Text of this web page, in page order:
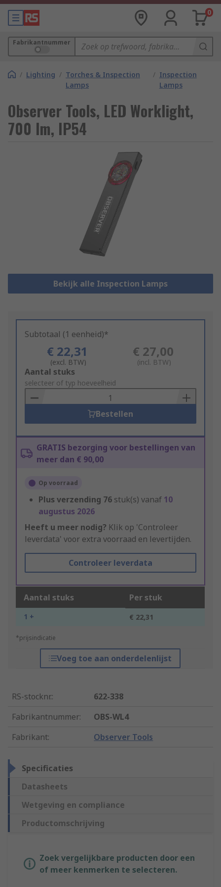
0
Fabrikantnummer
/ Lighting / Torches & Inspection
Lamps
/ Inspection
Lamps
Observer Tools, LED Worklight,
700 lm, IP54
Bekijk alle Inspection Lamps
Subtotaal (1 eenheid)*
€ 22,31
(excl. BTW)
€ 27,00
(incl. BTW)
Add
to
Basket
Aantal stuks
selecteer of typ hoeveelheid
Bestellen
GRATIS bezorging voor bestellingen van
meer dan € 90,00
Op voorraad
Plus verzending 76 stuk(s) vanaf 10
augustus 2026
Heeft u meer nodig? Klik op 'Controleer
leverdata' voor extra voorraad en levertijden.
Controleer leverdata
Aantal stuks Per stuk
1 + € 22,31
*prijsindicatie
Voeg toe aan onderdelenlijst
RS-stocknr.:
622-338
Fabrikantnummer:
OBS-WL4
Fabrikant: Observer Tools
Specificaties
Datasheets
Wetgeving en compliance
Productomschrijving
Zoek vergelijkbare producten door een
of meer kenmerken te selecteren.